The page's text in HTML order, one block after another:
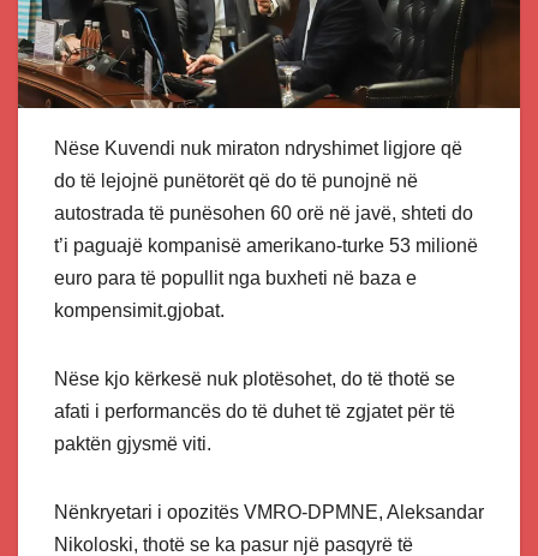
Nëse Kuvendi nuk miraton ndryshimet ligjore që
do të lejojnë punëtorët që do të punojnë në
autostrada të punësohen 60 orë në javë, shteti do
t’i paguajë kompanisë amerikano-turke 53 milionë
euro para të popullit nga buxheti në baza e
kompensimit.gjobat.
Nëse kjo kërkesë nuk plotësohet, do të thotë se
afati i performancës do të duhet të zgjatet për të
paktën gjysmë viti.
Nënkryetari i opozitës VMRO-DPMNE, Aleksandar
Nikoloski, thotë se ka pasur një pasqyrë të